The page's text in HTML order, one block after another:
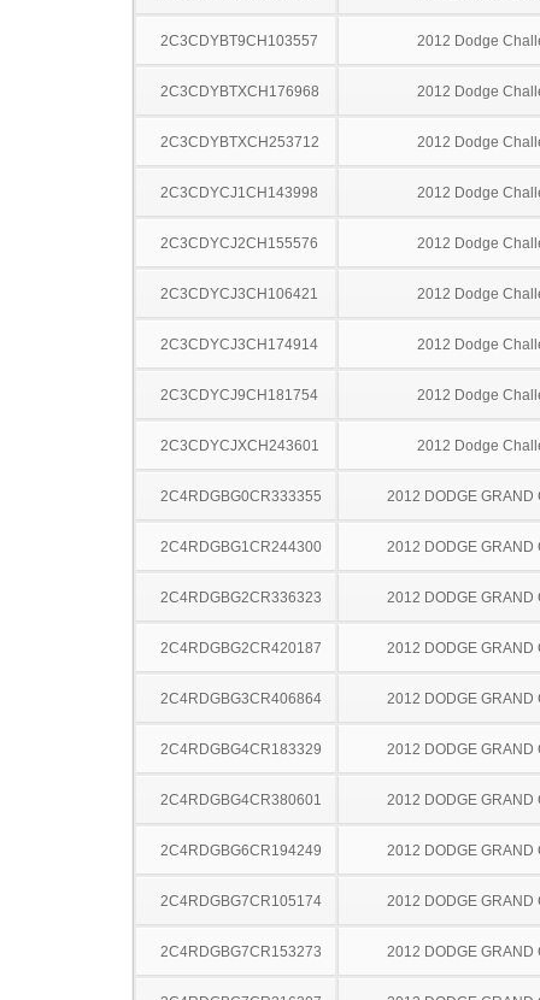
2C3CDYBT9CH103557 2012 Dodge
2C3CDYBTXCH176968 2012 Dodge
2C3CDYBTXCH253712 2012 Dodge
2C3CDYCJ1CH143998 2012 Dodge
2C3CDYCJ2CH155576 2012 Dodge
2C3CDYCJ3CH106421 2012 Dodge
2C3CDYCJ3CH174914 2012 Dodge
2C3CDYCJ9CH181754 2012 Dodge
2C3CDYCJXCH243601 2012 Dodge
2C4RDGBG0CR333355 2012 DODGE GRAND
2C4RDGBG1CR244300 2012 DODGE GRAND
2C4RDGBG2CR336323 2012 DODGE GRAND
2C4RDGBG2CR420187 2012 DODGE GRAND
2C4RDGBG3CR406864 2012 DODGE GRAND
2C4RDGBG4CR183329 2012 DODGE GRAND
2C4RDGBG4CR380601 2012 DODGE GRAND
2C4RDGBG6CR194249 2012 DODGE GRAND
2C4RDGBG7CR105174 2012 DODGE GRAND
2C4RDGBG7CR153273 2012 DODGE GRAND